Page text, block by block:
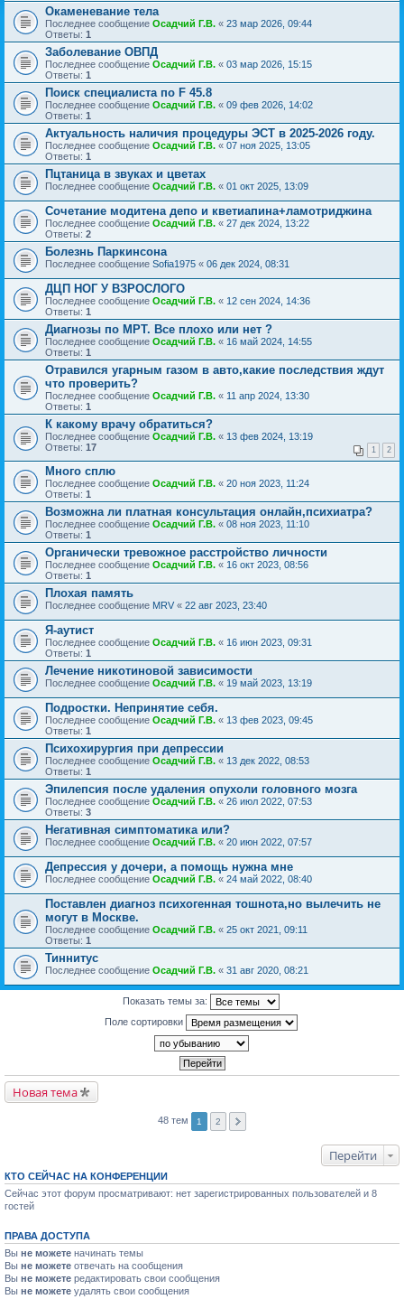
Окаменевание тела
Последнее сообщение Осадчий Г.В. « 23 мар 2026, 09:44
Ответы: 1
Заболевание ОВПД
Последнее сообщение Осадчий Г.В. « 03 мар 2026, 15:15
Ответы: 1
Поиск специалиста по F 45.8
Последнее сообщение Осадчий Г.В. « 09 фев 2026, 14:02
Ответы: 1
Актуальность наличия процедуры ЭСТ в 2025-2026 году.
Последнее сообщение Осадчий Г.В. « 07 ноя 2025, 13:05
Ответы: 1
Пцтаница в звуках и цветах
Последнее сообщение Осадчий Г.В. « 01 окт 2025, 13:09
Сочетание модитена депо и кветиапина+ламотриджина
Последнее сообщение Осадчий Г.В. « 27 дек 2024, 13:22
Ответы: 2
Болезнь Паркинсона
Последнее сообщение Sofia1975 « 06 дек 2024, 08:31
ДЦП НОГ У ВЗРОСЛОГО
Последнее сообщение Осадчий Г.В. « 12 сен 2024, 14:36
Ответы: 1
Диагнозы по МРТ. Все плохо или нет ?
Последнее сообщение Осадчий Г.В. « 16 май 2024, 14:55
Ответы: 1
Отравился угарным газом в авто,какие последствия ждут
что проверить?
Последнее сообщение Осадчий Г.В. « 11 апр 2024, 13:30
Ответы: 1
К какому врачу обратиться?
Последнее сообщение Осадчий Г.В. « 13 фев 2024, 13:19
Ответы: 17 1 2
Много сплю
Последнее сообщение Осадчий Г.В. « 20 ноя 2023, 11:24
Ответы: 1
Возможна ли платная консультация онлайн,психиатра?
Последнее сообщение Осадчий Г.В. « 08 ноя 2023, 11:10
Ответы: 1
Органически тревожное расстройство личности
Последнее сообщение Осадчий Г.В. « 16 окт 2023, 08:56
Ответы: 1
Плохая память
Последнее сообщение MRV « 22 авг 2023, 23:40
Я-аутист
Последнее сообщение Осадчий Г.В. « 16 июн 2023, 09:31
Ответы: 1
Лечение никотиновой зависимости
Последнее сообщение Осадчий Г.В. « 19 май 2023, 13:19
Подростки. Непринятие себя.
Последнее сообщение Осадчий Г.В. « 13 фев 2023, 09:45
Ответы: 1
Психохирургия при депрессии
Последнее сообщение Осадчий Г.В. « 13 дек 2022, 08:53
Ответы: 1
Эпилепсия после удаления опухоли головного мозга
Последнее сообщение Осадчий Г.В. « 26 июл 2022, 07:53
Ответы: 3
Негативная симптоматика или?
Последнее сообщение Осадчий Г.В. « 20 июн 2022, 07:57
Депрессия у дочери, а помощь нужна мне
Последнее сообщение Осадчий Г.В. « 24 май 2022, 08:40
Поставлен диагноз психогенная тошнота,но вылечить не
могут в Москве.
Последнее сообщение Осадчий Г.В. « 25 окт 2021, 09:11
Ответы: 1
Тиннитус
Последнее сообщение Осадчий Г.В. « 31 авг 2020, 08:21
Показать темы за:
Поле сортировки
Новая тема
48 тем 1 2
Перейти
КТО СЕЙЧАС НА КОНФЕРЕНЦИИ
Сейчас этот форум просматривают: нет зарегистрированных пользователей и 8
гостей
ПРАВА ДОСТУПА
Вы не можете начинать темы
Вы не можете отвечать на сообщения
Вы не можете редактировать свои сообщения
Вы не можете удалять свои сообщения